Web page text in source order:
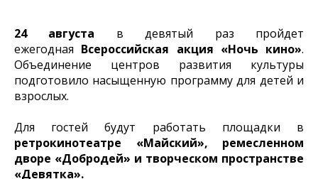
24 августа в девятый раз пройдет
ежегодная Всероссийская акция «Ночь кино».
Объединение центров развития культуры
подготовило насыщенную программу для детей и
взрослых.
Для гостей будут работать площадки в
ретрокинотеатре «Майский», ремесленном
дворе «Добродей» и творческом пространстве
«Девятка».